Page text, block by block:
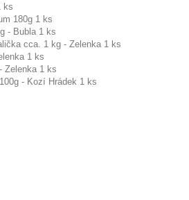
ks
180g 1 ks
- Bubla 1 ks
cca. 1 kg - Zelenka 1 ks
1 ks
Zelenka 1 ks
- Kozí Hrádek 1 ks